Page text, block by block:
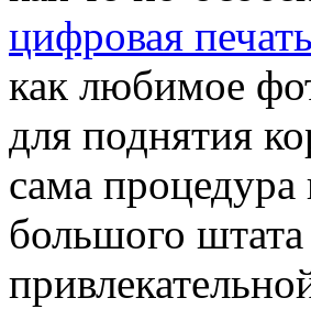
цифровая печать
как любимое
для поднятия
сама процедура
большого штата